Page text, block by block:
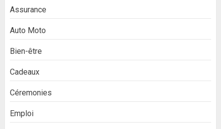
Assurance
Auto Moto
Bien-être
Cadeaux
Céremonies
Emploi